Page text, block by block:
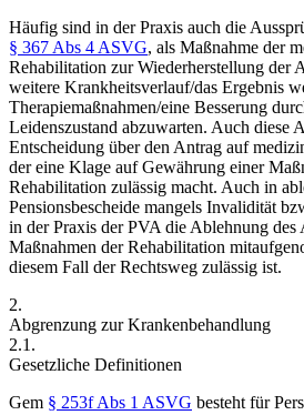
Häufig sind in der Praxis auch die
§ 367 Abs 4 ASVG, als Maßnahme der
Rehabilitation zur Wiederherstellung der
weitere Krankheitsverlauf/das Ergebnis
Therapiemaßnahmen/eine Besserung
Leidenszustand abzuwarten. Auch diese
Entscheidung über den Antrag auf
der eine Klage auf Gewährung einer
Rehabilitation zulässig macht. Auch in
Pensionsbescheide mangels Invalidität
in der Praxis der PVA die Ablehnung des
Maßnahmen der Rehabilitation
diesem Fall der Rechtsweg zulässig ist.
2.
Abgrenzung zur Krankenbehandlung
2.1.
Gesetzliche Definitionen
Gem § 253f Abs 1 ASVG besteht für